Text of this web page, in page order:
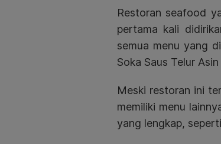
Restoran seafood
pertama kali
semua menu yang
Soka Saus Telur
Meski restoran ini
memiliki menu
yang lengkap,